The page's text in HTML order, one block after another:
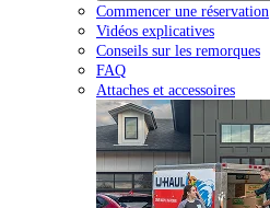
Commencer une réservation
Vidéos explicatives
Conseils sur les remorques
FAQ
Attaches et accessoires